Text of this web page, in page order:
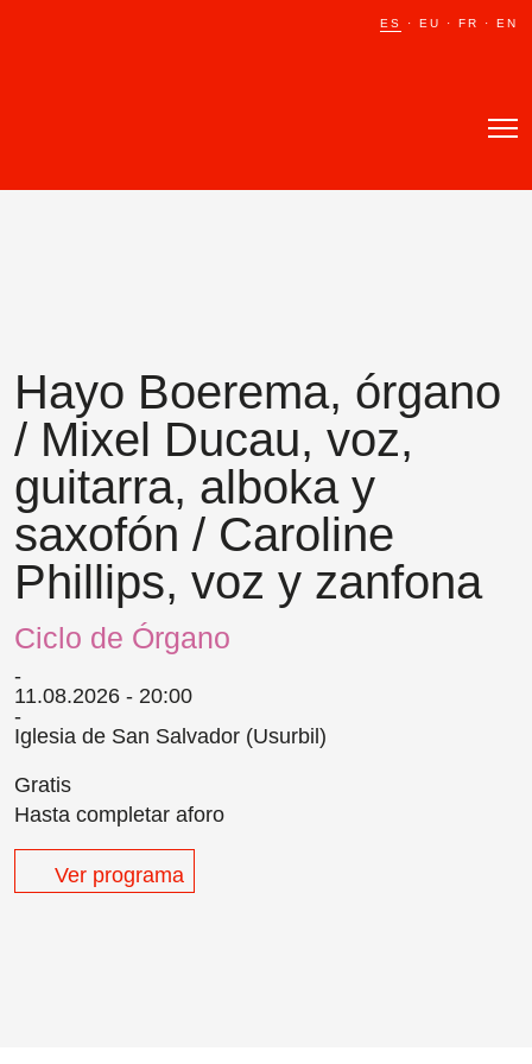
ES · EU · FR · EN
ES · EU · FR · EN
Política de cookies / Condiciones
Hayo Boerema, órgano
/ Mixel Ducau, voz,
guitarra, alboka y
saxofón / Caroline
Phillips, voz y zanfona
Ciclo de Órgano
11.08.2026 - 20:00
Iglesia de San Salvador (Usurbil)
Gratis
Hasta completar aforo
Ver programa